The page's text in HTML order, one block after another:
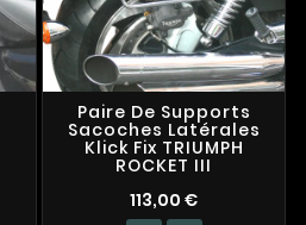
Paire De Supports
Sacoches Latérales
Klick Fix TRIUMPH
ROCKET III
113,00 €